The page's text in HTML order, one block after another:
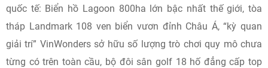
quốc tế: Biển hồ Lagoon 800ha lớn bậc nhất thế giới, tòa
tháp Landmark 108 ven biển vươn đỉnh Châu Á, “kỳ quan
giải trí” VinWonders sở hữu số lượng trò chơi quy mô chưa
từng có trên toàn cầu, bộ đôi sân golf 18 hố đẳng cấp top